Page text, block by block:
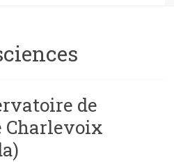
de
Charlevoix